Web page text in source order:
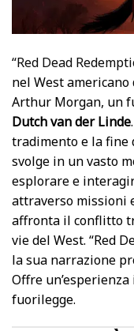
“Red Dead
nel West americano
Arthur Morgan, un
Dutch van der Linde
tradimento e la fine
svolge in un vasto
esplorare e
attraverso missioni
affronta il conflitto
vie del West. “Red
la sua narrazione
Offre
fuorilegge.